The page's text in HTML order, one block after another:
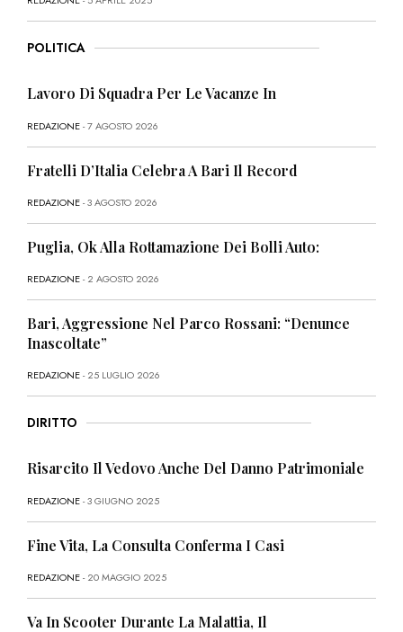
POLITICA
Lavoro Di Squadra Per Le Vacanze In
REDAZIONE- 7 AGOSTO 2026
Fratelli D’Italia Celebra A Bari Il Record
REDAZIONE- 3 AGOSTO 2026
Puglia, Ok Alla Rottamazione Dei Bolli Auto:
REDAZIONE- 2 AGOSTO 2026
Bari, Aggressione Nel Parco Rossani: “Denunce
Inascoltate”
REDAZIONE- 25 LUGLIO 2026
DIRITTO
Risarcito Il Vedovo Anche Del Danno Patrimoniale
REDAZIONE- 3 GIUGNO 2025
Fine Vita, La Consulta Conferma I Casi
REDAZIONE- 20 MAGGIO 2025
Va In Scooter Durante La Malattia, Il